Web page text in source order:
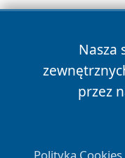
Nasza
przez
Polityka Cookies